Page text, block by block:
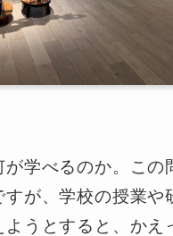
が学べるのか。この
すが、学校の授業や
ようとすると、かえ